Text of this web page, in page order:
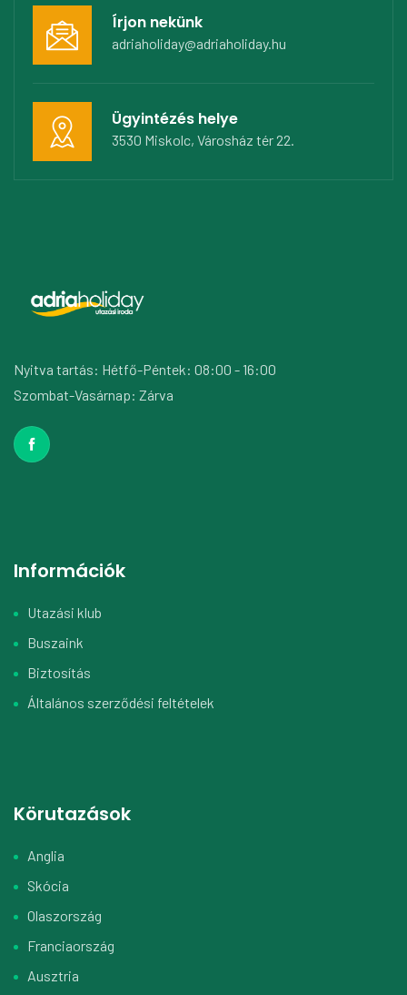
Írjon nekünk
adriaholiday@adriaholiday.hu
Ügyintézés helye
3530 Miskolc, Városház tér 22.
Nyitva tartás: Hétfő-Péntek: 08:00 - 16:00
Szombat-Vasárnap: Zárva
Információk
Utazási klub
Buszaink
Biztosítás
Általános szerződési feltételek
Körutazások
Anglia
Skócia
Olaszország
Franciaország
Ausztria